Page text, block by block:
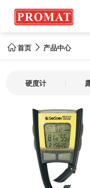
 首页  产品中心
硬度计